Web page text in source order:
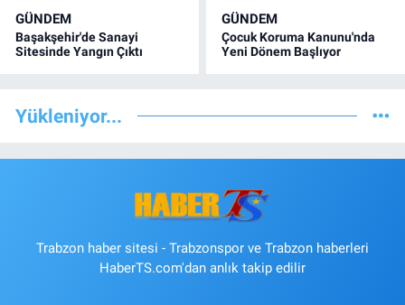
GÜNDEM
Başakşehir'de Sanayi
Sitesinde Yangın Çıktı
GÜNDEM
Çocuk Koruma Kanunu'nda
Yeni Dönem Başlıyor
Yükleniyor...
Trabzon haber sitesi - Trabzonspor ve Trabzon haberleri
HaberTS.com'dan anlık takip edilir